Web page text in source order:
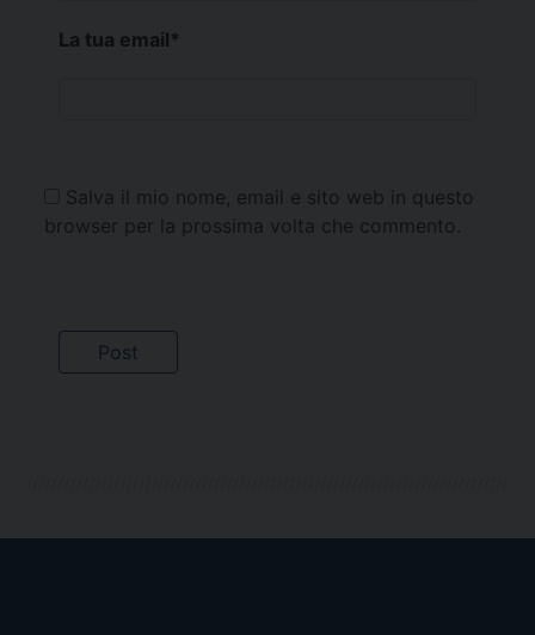
La tua email*
Salva il mio nome, email e sito web in questo
browser per la prossima volta che commento.